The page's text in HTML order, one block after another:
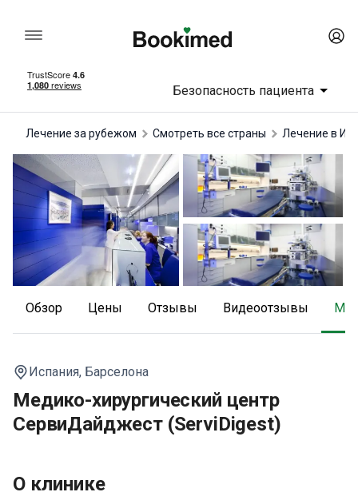
Безопасность пациента
Лечение за рубежом Смотреть все страны лечение в
Обзор Цены отзывы Видеоотзывы
Испания, Барселона
Медико-хирургический центр
СервиДайджест (ServiDigest)
О клинике